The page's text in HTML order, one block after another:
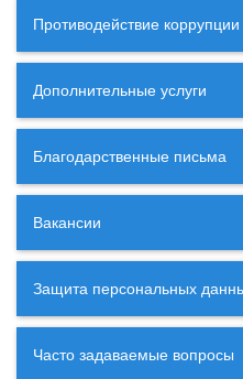
Противодействие коррупции
Дополнительные услуги
Благодарственные письма
Вакансии
Защита персональных
Часто задаваемые вопросы